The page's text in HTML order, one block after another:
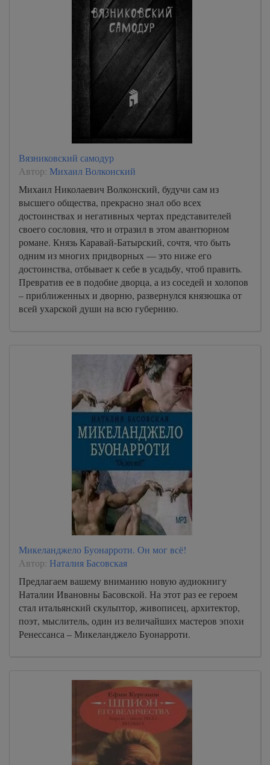
Вязниковский самодур
Автор: Михаил Волконский
Михаил Николаевич Волконский, будучи сам из
высшего общества, прекрасно знал обо всех
достоинствах и негативных чертах представителей
своего сословия, что и отразил в этом авантюрном
романе. Князь Каравай-Батырский, сочтя, что быть
одним из многих придворных — это ниже его
достоинства, отбывает к себе в усадьбу, чтоб править.
Превратив ее в подобие дворца, а из соседей и холопов
– приближенных и дворню, развернулся князюшка от
всей ухарской души на всю губернию.
Микеланджело Буонарроти. Он мог всё!
Автор: Наталия Басовская
Предлагаем вашему вниманию новую аудиокнигу
Наталии Ивановны Басовской. На этот раз ее героем
стал итальянский скульптор, живописец, архитектор,
поэт, мыслитель, один из величайших мастеров эпохи
Ренессанса – Микеланджело Буонарроти.